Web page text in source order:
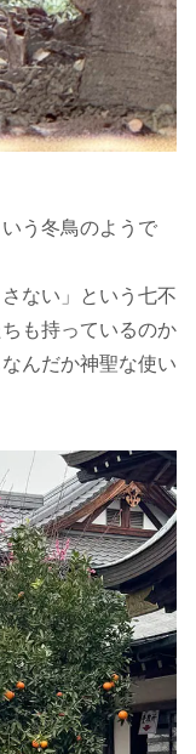
う冬鳥のようで
ない」という七不
も持っているのか
んだか神聖な使い